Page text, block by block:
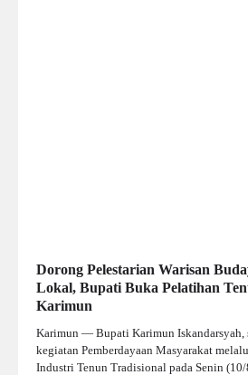
Dorong Pelestarian Warisan
Lokal, Bupati Buka Pelatihan
Karimun
Karimun — Bupati Karimun Iskandarsyah,
kegiatan Pemberdayaan Masyarakat
Industri Tenun Tradisional pada Senin